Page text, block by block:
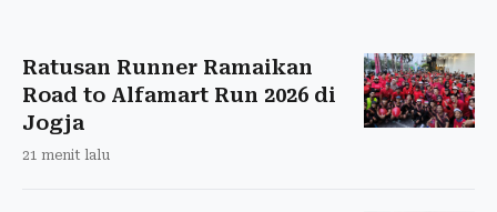
Ratusan Runner Ramaikan
Road to Alfamart Run 2026 di
Jogja
21 menit lalu